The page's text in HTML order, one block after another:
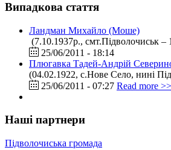
Випадкова стаття
Ландман Михайло (Моше)
(7.10.1937р., смт.Підволочиськ
25/06/2011 - 18:14
Плюгавка Тадей-Андрій
(04.02.1922, с.Нове Село, нині
25/06/2011 - 07:27 Read more >>
Наші партнери
Підволочиська громада